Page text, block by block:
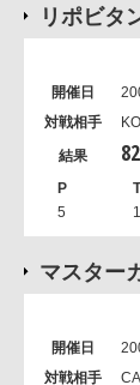
リポビタ
82
5 1
マスター